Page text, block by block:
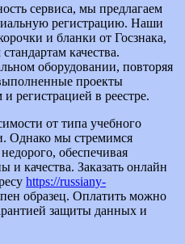
сервиса, мы предлагаем
регистрацию. Наши
и бланки от Госзнака,
качества.
оборудовании, повторяя
проекты
регистрацией в реестре.
от типа учебного
Однако мы стремимся
обеспечивая
и качества. Заказать онлайн
https://russiany-
образец. Оплатить можно
защиты данных и